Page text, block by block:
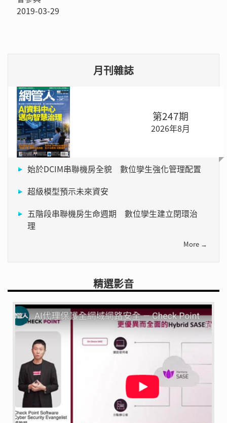
2019-03-29
月刊雜誌
第247期
2026年8月
始於DCIM串聯機房全貌 數位孿生強化管理配置
超級模型預示未來資安
五階段串聯機房生命週期 數位孿生建立閉環治
理
More →
精選影音